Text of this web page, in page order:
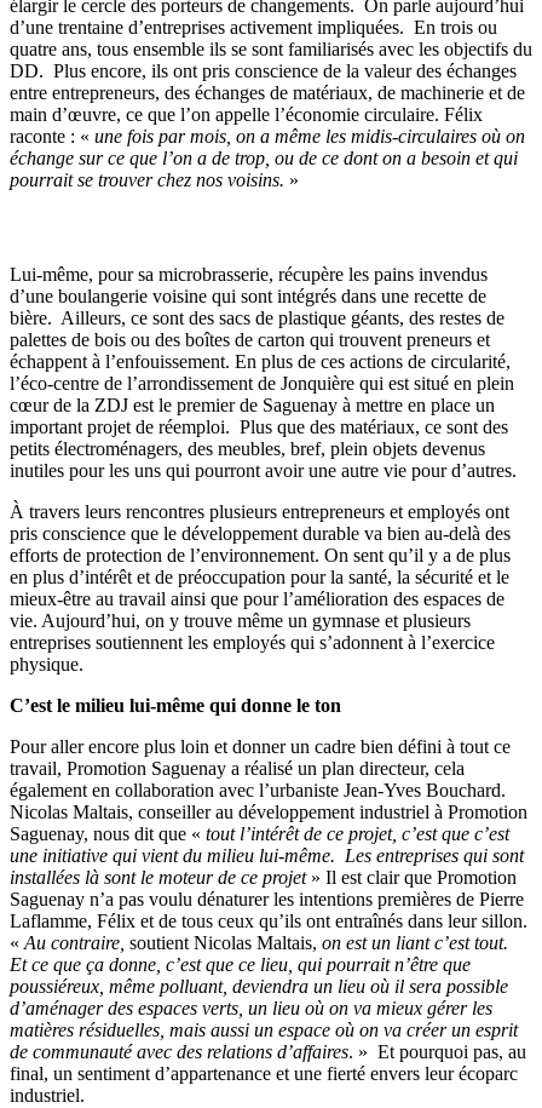
élargir le cercle des porteurs de changements. On parle aujourd’hui
d’une trentaine d’entreprises activement impliquées. En trois ou
quatre ans, tous ensemble ils se sont familiarisés avec les objectifs du
DD. Plus encore, ils ont pris conscience de la valeur des échanges
entre entrepreneurs, des échanges de matériaux, de machinerie et de
main d’œuvre, ce que l’on appelle l’économie circulaire. Félix
raconte : « une fois par mois, on a même les midis-circulaires où on
échange sur ce que l’on a de trop, ou de ce dont on a besoin et qui
pourrait se trouver chez nos voisins. »
Lui-même, pour sa microbrasserie, récupère les pains invendus
d’une boulangerie voisine qui sont intégrés dans une recette de
bière. Ailleurs, ce sont des sacs de plastique géants, des restes de
palettes de bois ou des boîtes de carton qui trouvent preneurs et
échappent à l’enfouissement. En plus de ces actions de circularité,
l’éco-centre de l’arrondissement de Jonquière qui est situé en plein
cœur de la ZDJ est le premier de Saguenay à mettre en place un
important projet de réemploi. Plus que des matériaux, ce sont des
petits électroménagers, des meubles, bref, plein objets devenus
inutiles pour les uns qui pourront avoir une autre vie pour d’autres.
À travers leurs rencontres plusieurs entrepreneurs et employés ont
pris conscience que le développement durable va bien au-delà des
efforts de protection de l’environnement. On sent qu’il y a de plus
en plus d’intérêt et de préoccupation pour la santé, la sécurité et le
mieux-être au travail ainsi que pour l’amélioration des espaces de
vie. Aujourd’hui, on y trouve même un gymnase et plusieurs
entreprises soutiennent les employés qui s’adonnent à l’exercice
physique.
C’est le milieu lui-même qui donne le ton
Pour aller encore plus loin et donner un cadre bien défini à tout ce
travail, Promotion Saguenay a réalisé un plan directeur, cela
également en collaboration avec l’urbaniste Jean-Yves Bouchard.
Nicolas Maltais, conseiller au développement industriel à Promotion
Saguenay, nous dit que « tout l’intérêt de ce projet, c’est que c’est
une initiative qui vient du milieu lui-même. Les entreprises qui sont
installées là sont le moteur de ce projet» Il est clair que Promotion
Saguenay n’a pas voulu dénaturer les intentions premières de Pierre
Laflamme, Félix et de tous ceux qu’ils ont entraînés dans leur sillon.
« Au contraire, soutient Nicolas Maltais, on est un liant c’est tout.
Et ce que ça donne, c’est que ce lieu, qui pourrait n’être que
poussiéreux, même polluant, deviendra un lieu où il sera possible
d’aménager des espaces verts, un lieu où on va mieux gérer les
matières résiduelles, mais aussi un espace où on va créer un esprit
de communauté avec des relations d’affaires. » Et pourquoi pas, au
final, un sentiment d’appartenance et une fierté envers leur écoparc
industriel.